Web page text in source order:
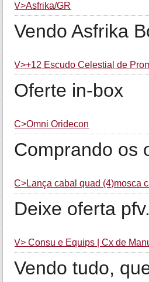
V>Asfrika/GR
Vendo Asfrika
V>+12 Escudo Celestial de
Oferte in-box
C>Omni Oridecon
Comprando os
C>Lança cabal quad (4)mosca
Deixe oferta pfv.
V> Consu e Equips | Cx de
Vendo tudo,